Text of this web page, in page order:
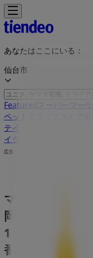
あなたはここにいる：
仙台市
Featured スーパーマーケ
ペット
テイメント
イク
広告
マクドナルド
岡2-1-25 | 宮城
1-25, 仙台市：
番号